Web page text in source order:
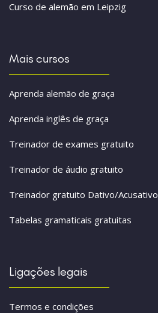
Curso de alemão em Leipzig
Mais cursos
Aprenda alemão de graça
Aprenda inglês de graça
Treinador de exames gratuito
Treinador de áudio gratuito
Treinador gratuito Dativo/Acusativo
Tabelas gramaticais gratuitas
Ligações legais
Termos e condições